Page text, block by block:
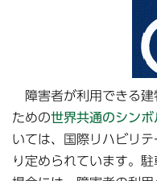
障害者が利用できる建
ための世界共通のシンボ
いては、国際リハビリ
り定められています。